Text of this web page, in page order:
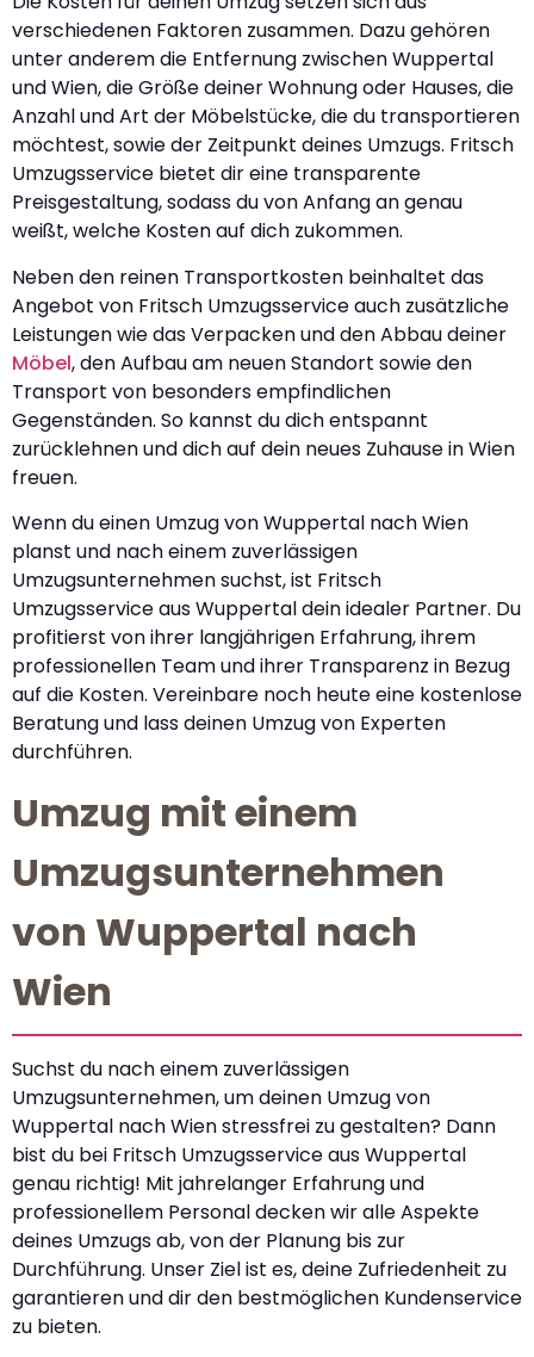
verschiedenen Faktoren zusammen. Dazu gehören
unter anderem die Entfernung zwischen Wuppertal
und Wien, die Größe deiner Wohnung oder Hauses, die
Anzahl und Art der Möbelstücke, die du transportieren
möchtest, sowie der Zeitpunkt deines Umzugs. Fritsch
Umzugsservice bietet dir eine transparente
Preisgestaltung, sodass du von Anfang an genau
weißt, welche Kosten auf dich zukommen.
Neben den reinen Transportkosten beinhaltet das
Angebot von Fritsch Umzugsservice auch zusätzliche
Leistungen wie das Verpacken und den Abbau deiner
Möbel, den Aufbau am neuen Standort sowie den
Transport von besonders empfindlichen
Gegenständen. So kannst du dich entspannt
zurücklehnen und dich auf dein neues Zuhause in Wien
freuen.
Wenn du einen Umzug von Wuppertal nach Wien
planst und nach einem zuverlässigen
Umzugsunternehmen suchst, ist Fritsch
Umzugsservice aus Wuppertal dein idealer Partner. Du
profitierst von ihrer langjährigen Erfahrung, ihrem
professionellen Team und ihrer Transparenz in Bezug
auf die Kosten. Vereinbare noch heute eine kostenlose
Beratung und lass deinen Umzug von Experten
durchführen.
Umzug mit einem
Umzugsunternehmen
von Wuppertal nach
Wien
Suchst du nach einem zuverlässigen
Umzugsunternehmen, um deinen Umzug von
Wuppertal nach Wien stressfrei zu gestalten? Dann
bist du bei Fritsch Umzugsservice aus Wuppertal
genau richtig! Mit jahrelanger Erfahrung und
professionellem Personal decken wir alle Aspekte
deines Umzugs ab, von der Planung bis zur
Durchführung. Unser Ziel ist es, deine Zufriedenheit zu
garantieren und dir den bestmöglichen Kundenservice
zu bieten.